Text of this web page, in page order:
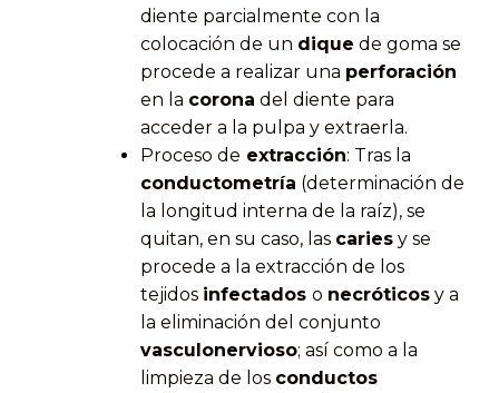
diente parcialmente con la
colocación de un dique de goma se
procede a realizar una perforación
en la corona del diente para
acceder a la pulpa y extraerla.
Proceso de extracción: Tras la
conductometría (determinación de
la longitud interna de la raíz), se
quitan, en su caso, las caries y se
procede a la extracción de los
tejidos infectados o necróticos y a
la eliminación del conjunto
vasculonervioso; así como a la
limpieza de los conductos